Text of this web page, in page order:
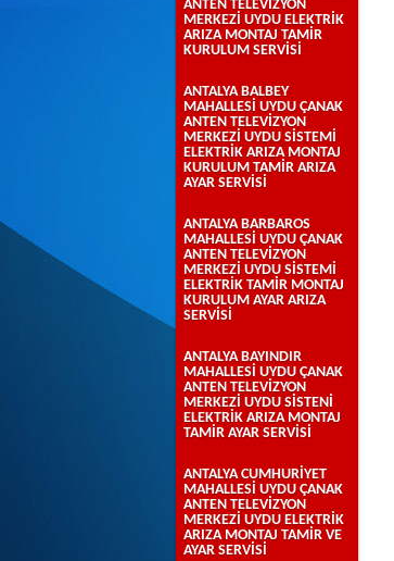
ANTEN TELEVİZYON
MERKEZİ UYDU ELEKTRİK
ARIZA MONTAJ TAMİR
KURULUM SERVİSİ
ANTALYA BALBEY
MAHALLESİ UYDU ÇANAK
ANTEN TELEVİZYON
MERKEZİ UYDU SİSTEMİ
ELEKTRİK ARIZA MONTAJ
KURULUM TAMİR ARIZA
AYAR SERVİSİ
ANTALYA BARBAROS
MAHALLESİ UYDU ÇANAK
ANTEN TELEVİZYON
MERKEZİ UYDU SİSTEMİ
ELEKTRİK TAMİR MONTAJ
KURULUM AYAR ARIZA
SERVİSİ
ANTALYA BAYINDIR
MAHALLESİ UYDU ÇANAK
ANTEN TELEVİZYON
MERKEZİ UYDU SİSTENİ
ELEKTRİK ARIZA MONTAJ
TAMİR AYAR SERVİSİ
ANTALYA CUMHURİYET
MAHALLESİ UYDU ÇANAK
ANTEN TELEVİZYON
MERKEZİ UYDU ELEKTRİK
ARIZA MONTAJ TAMİR VE
AYAR SERVİSİ